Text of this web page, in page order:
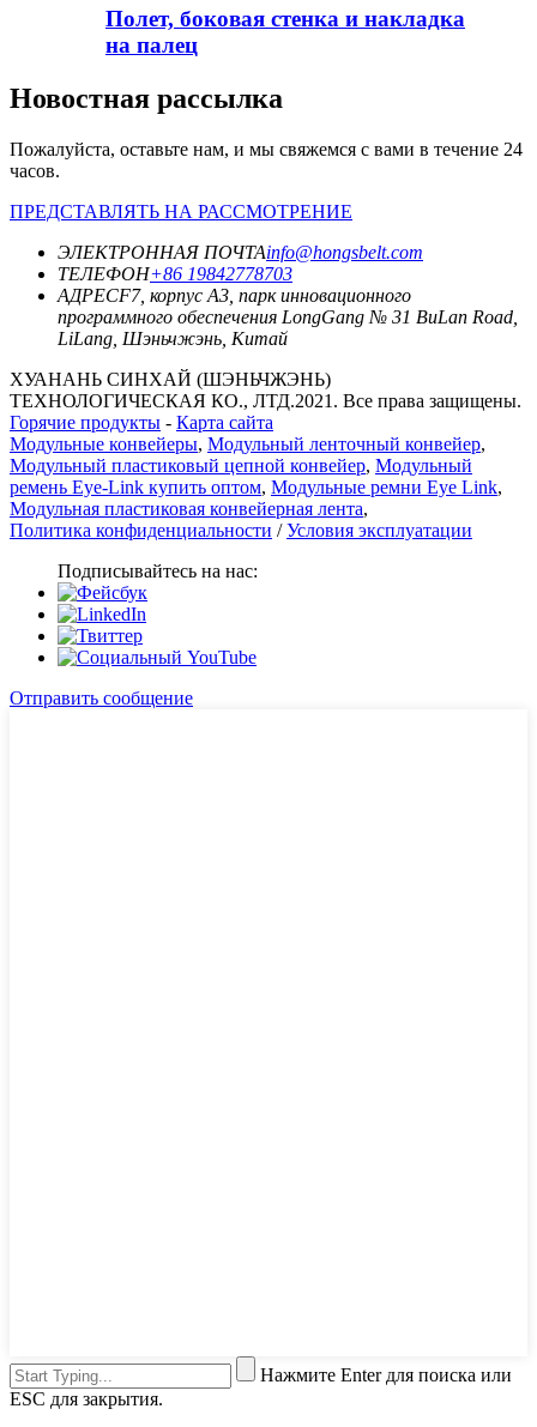
Полет, боковая стенка и накладка
на палец
Новостная рассылка
Пожалуйста, оставьте нам, и мы свяжемся с вами в течение 24
часов.
ПРЕДСТАВЛЯТЬ НА РАССМОТРЕНИЕ
ЭЛЕКТРОННАЯ ПОЧТАinfo@hongsbelt.com
ТЕЛЕФОН+86 19842778703
АДРЕСF7, корпус A3, парк инновационного
программного обеспечения LongGang № 31 BuLan Road,
LiLang, Шэньчжэнь, Китай
ХУАНАНЬ СИНХАЙ (ШЭНЬЧЖЭНЬ)
ТЕХНОЛОГИЧЕСКАЯ КО., ЛТД.2021. Все права защищены.
Горячие продукты - Карта сайта
Модульные конвейеры, Модульный ленточный конвейер,
Модульный пластиковый цепной конвейер, Модульный
ремень Eye-Link купить оптом, Модульные ремни Eye Link,
Модульная пластиковая конвейерная лента,
Политика конфиденциальности /Условия эксплуатации
Подписывайтесь на нас:
Отправить сообщение
Нажмите Enter для поиска или
ESC для закрытия.